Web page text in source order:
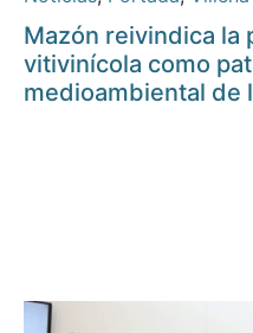
Mazón reivindica
vitivinícola como
medioambiental de